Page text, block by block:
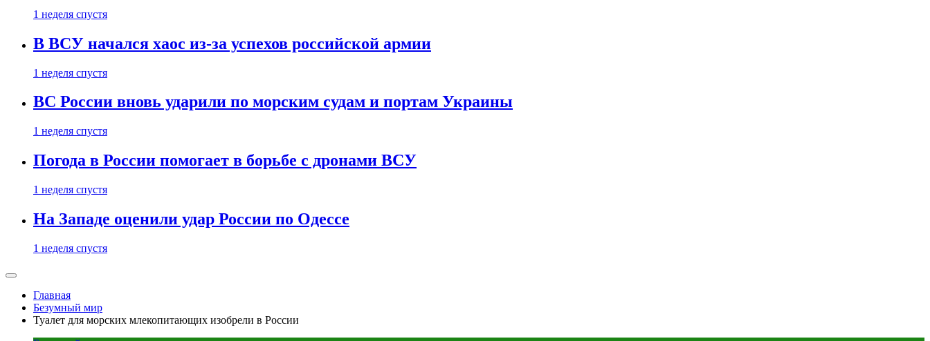
1 неделя спустя
В ВСУ начался хаос из-за успехов российской армии
1 неделя спустя
ВС России вновь ударили по морским судам и портам Украины
1 неделя спустя
Погода в России помогает в борьбе с дронами ВСУ
1 неделя спустя
На Западе оценили удар России по Одессе
1 неделя спустя
Главная
Безумный мир
Туалет для морских млекопитающих изобрели в России